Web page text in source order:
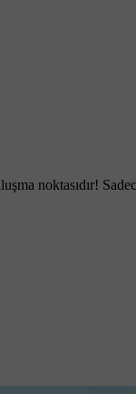
noktasıdır!